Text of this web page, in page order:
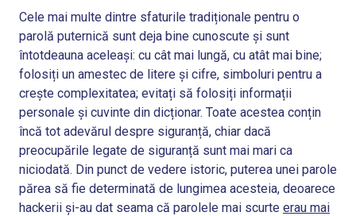
Cele mai multe dintre sfaturile tradiționale pentru o
parolă puternică sunt deja bine cunoscute și sunt
întotdeauna aceleași: cu cât mai lungă, cu atât mai bine;
folosiți un amestec de litere și cifre, simboluri pentru a
crește complexitatea; evitați să folosiți informații
personale și cuvinte din dicționar. Toate acestea conțin
încă tot adevărul despre siguranță, chiar dacă
preocupările legate de siguranță sunt mai mari ca
niciodată. Din punct de vedere istoric, puterea unei parole
părea să fie determinată de lungimea acesteia, deoarece
hackerii și-au dat seama că parolele mai scurte erau mai